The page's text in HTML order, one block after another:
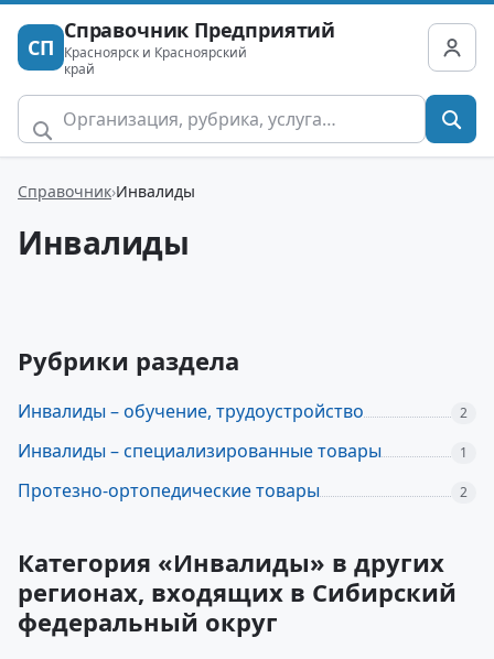
СП
Справочник Предприятий
Красноярск и Красноярский
край
Справочник Инвалиды
Инвалиды
Рубрики раздела
Инвалиды – обучение, трудоустройство 2
Инвалиды – специализированные товары 1
Протезно-ортопедические товары 2
Категория «Инвалиды» в других
регионах, входящих в Сибирский
федеральный округ